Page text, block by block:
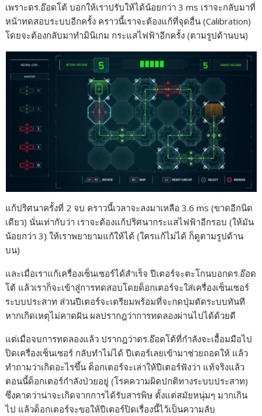
เพราะดร.อ๊อดโต้ บอกให้เราปรับให้ได้น้อยกว่า 3 ms เราจะกลับมาที่
หน้าทดสอบระบบอีกครั้ง คราวนี้เราจะต้องแก้ที่จุดอื่น (Calibration)
โดยจะต้องกลับมาทำมินิเกม กระแสไฟฟ้าอีกครั้ง (ตามรูปด้านบน)
แก้ปริศนาครั้งที่ 2 จบ คราวนี้เวลาจะลงมาเหลือ 3.6 ms (ขาดอีกนิด
เดียว) นั่นเท่ากับว่า เราจะต้องแก้ปริศนากระแสไฟฟ้าอีกรอบ (ให้มัน
น้อยกว่า 3) ให้เราพยายามแก้ให้ได้ (ใครแก้ไม่ได้ ก็ดูตามรูปด้าน
บน)
และเมื่อเราแก้เครื่องเซ็นเซอร์ได้สำเร็จ ปีเตอร์จะตะโกนบอกดร.อ๊อด
โต้ แล้วเราก็จะเข้าสู่การทดสอบโดยด็อกเตอร์จะใส่เครื่องเซ็นเซอร์
ระบบประสาท ส่วนปีเตอร์จะเตรียมพร้อมที่จะกดปุ่มตัดระบบทันที
หากเกิดเหตุไม่คาดฝัน ผลปรากฎว่าการทดลองผ่านไปได้ด้วยดี
แต่เมื่อจบการทดลองแล้ว ปรากฎว่าดร.อ๊อดโต้ที่กำลังจะเอื้อมมือไป
ปิดเครื่องเซ็นเซอร์ กลับทำไม่ได้ ปีเตอร์เลยเข้ามาช่วยถอดให้ แล้ว
ทำถามว่าเกิดอะไรขึ้น ด็อกเตอร์จะเล่าให้ปีเตอร์ฟังว่า แท้จริงแล้ว
ตอนนี้ด็อกเตอร์กำลังป่วยอยู่ (โรคความผิดปกติทางระบบประสาท)
ซึ่งคาดว่าน่าจะเกิดจากการได้รับสารพิษ ตั้งแต่สมัยหนุ่มๆ มากเกิน
ไป แล้วด็อกเตอร์จะขอให้ปีเตอร์ปิดเรื่องนี้ไว้เป็นความลับ